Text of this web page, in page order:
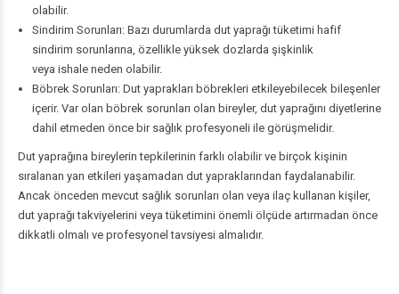
olabilir.
Sindirim Sorunları: Bazı durumlarda dut yaprağı tüketimi hafif
sindirim sorunlarına, özellikle yüksek dozlarda şişkinlik
veya ishaleneden olabilir.
Böbrek Sorunları: Dut yaprakları böbrekleri etkileyebilecek bileşenler
içerir. Var olan böbrek sorunları olan bireyler, dut yaprağını diyetlerine
dahil etmeden önce bir sağlık profesyoneli ile görüşmelidir.
Dut yaprağına bireylerin tepkilerinin farklı olabilir ve birçok kişinin
sıralanan yan etkileri yaşamadan dut yapraklarından faydalanabilir.
Ancak önceden mevcut sağlık sorunları olan veya ilaç kullanan kişiler,
dut yaprağı takviyelerini veya tüketimini önemli ölçüde artırmadan önce
dikkatli olmalı ve profesyonel tavsiyesi almalıdır.